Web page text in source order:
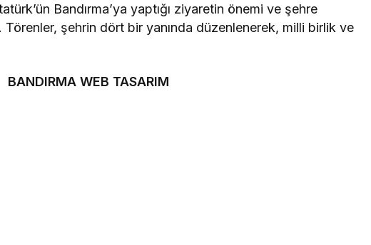
Bandırma’ya yaptığı ziyaretin önemi ve şehre
Törenler, şehrin dört bir yanında düzenlenerek, milli birlik ve